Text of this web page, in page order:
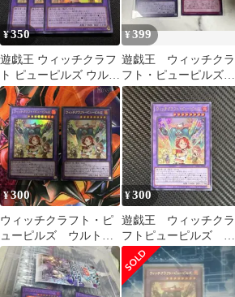
¥350
遊戯王 ウィッチクラフ
ト ピューピルズ ウルト
ラ 3枚セット
¥399
遊戯王 ウィッチクラ
フト・ピューピルズ、
ディストーション
¥300
ウィッチクラフト・ピ
ューピルズ ウルト
ラ 2枚
¥300
遊戯王 ウィッチクラ
フトピューピルズ ウ
ルトラ RV01-JP026